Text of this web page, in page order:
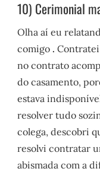
10) Cerimonial
Olha aí eu
comigo .
no contrato
do casamento,
estava
resolver tudo
colega, descobri
resolvi contratar
abismada com a